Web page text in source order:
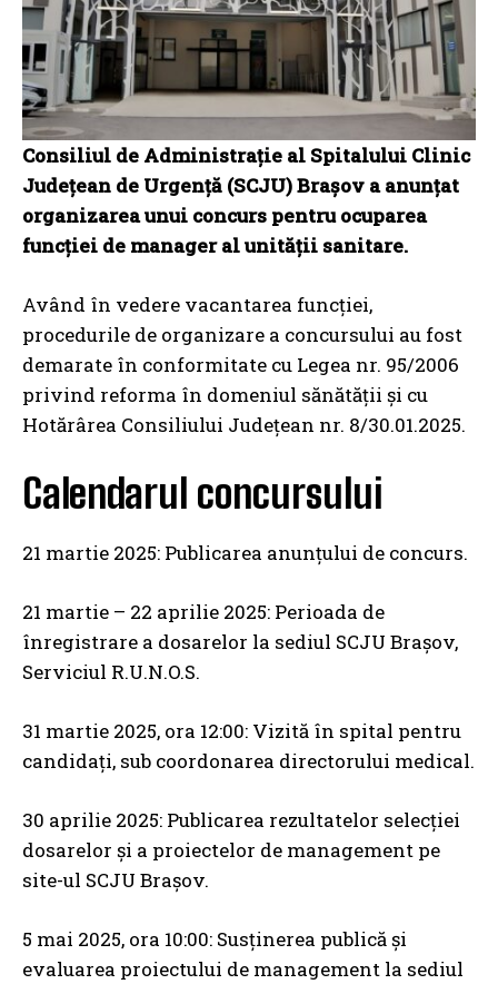
Consiliul de Administrație al Spitalului Clinic
Județean de Urgență (SCJU) Brașov a anunțat
organizarea unui concurs pentru ocuparea
funcției de manager al unității sanitare.
Având în vedere vacantarea funcției,
procedurile de organizare a concursului au fost
demarate în conformitate cu Legea nr. 95/2006
privind reforma în domeniul sănătății și cu
Hotărârea Consiliului Județean nr. 8/30.01.2025.
Calendarul concursului
21 martie 2025: Publicarea anunțului de concurs.
21 martie – 22 aprilie 2025: Perioada de
înregistrare a dosarelor la sediul SCJU Brașov,
Serviciul R.U.N.O.S.
31 martie 2025, ora 12:00: Vizită în spital pentru
candidați, sub coordonarea directorului medical.
30 aprilie 2025: Publicarea rezultatelor selecției
dosarelor și a proiectelor de management pe
site-ul SCJU Brașov.
5 mai 2025, ora 10:00: Susținerea publică și
evaluarea proiectului de management la sediul